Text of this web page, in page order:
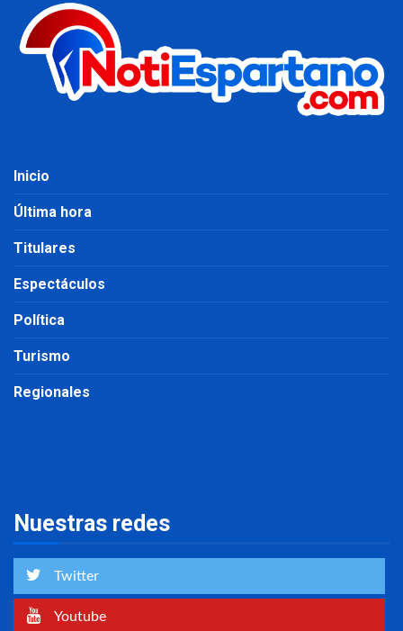
Inicio
Última hora
Titulares
Espectáculos
Política
Turismo
Regionales
Nuestras redes
Twitter
Youtube